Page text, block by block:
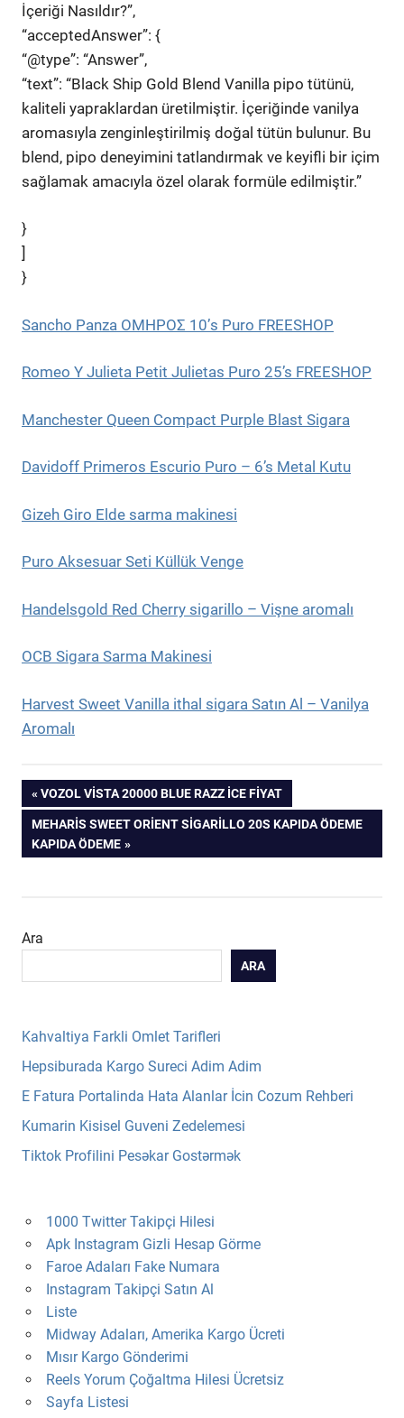
İçeriği Nasıldır?”,
“acceptedAnswer”: {
“@type”: “Answer”,
“text”: “Black Ship Gold Blend Vanilla pipo tütünü,
kaliteli yapraklardan üretilmiştir. İçeriğinde vanilya
aromasıyla zenginleştirilmiş doğal tütün bulunur. Bu
blend, pipo deneyimini tatlandırmak ve keyifli bir içim
sağlamak amacıyla özel olarak formüle edilmiştir.”
}
]
}
Sancho Panza OMHPOΣ 10’s Puro FREESHOP
Romeo Y Julieta Petit Julietas Puro 25’s FREESHOP
Manchester Queen Compact Purple Blast Sigara
Davidoff Primeros Escurio Puro – 6’s Metal Kutu
Gizeh Giro Elde sarma makinesi
Puro Aksesuar Seti Küllük Venge
Handelsgold Red Cherry sigarillo – Vişne aromalı
OCB Sigara Sarma Makinesi
Harvest Sweet Vanilla ithal sigara Satın Al – Vanilya
Aromalı
Yazı
gezinmesi
PREVIOUS
POST:
VOZOL VISTA 20000 BLUE RAZZ İCE FIYAT
NEXT
POST:
MEHARIS SWEET ORIENT SIGARILLO 20S KAPIDA ÖDEME
KAPIDA ÖDEME
Ara
ARA
Kahvaltiya Farkli Omlet Tarifleri
Hepsiburada Kargo Sureci Adim Adim
E Fatura Portalinda Hata Alanlar İcin Cozum Rehberi
Kumarin Kisisel Guveni Zedelemesi
Tiktok Profilini Pesəkar Gostərmək
1000 Twitter Takipçi Hilesi
Apk Instagram Gizli Hesap Görme
Faroe Adaları Fake Numara
Instagram Takipçi Satın Al
Liste
Midway Adaları, Amerika Kargo Ücreti
Mısır Kargo Gönderimi
Reels Yorum Çoğaltma Hilesi Ücretsiz
Sayfa Listesi